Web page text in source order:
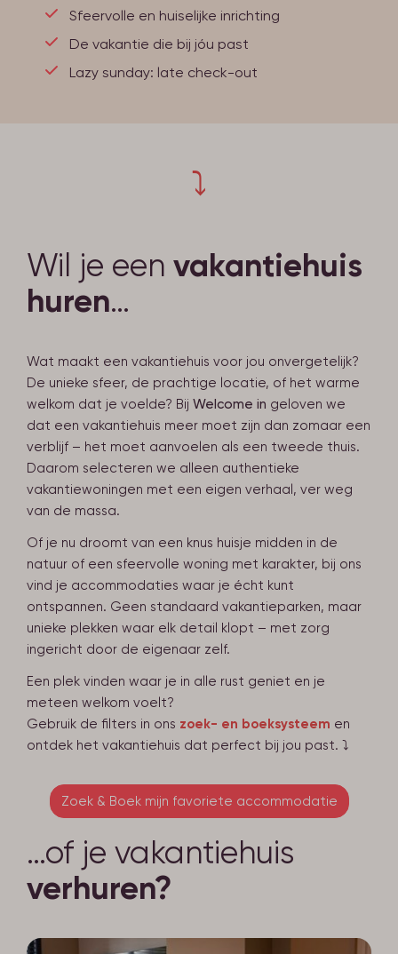
Sfeervolle en huiselijke inrichting
De vakantie die bij jóu past
Lazy sunday: late check-out
⤵
Wil je een vakantiehuis
huren…
Wat maakt een vakantiehuis voor jou onvergetelijk?
De unieke sfeer, de prachtige locatie, of het warme
welkom dat je voelde? BijWelcome in geloven we
dat een vakantiehuis meer moet zijn dan zomaar een
verblijf – het moet aanvoelen als een tweede thuis.
Daarom selecteren we alleen authentieke
vakantiewoningen met een eigen verhaal, ver weg
van de massa.
Of je nu droomt van een knus huisje midden in de
natuur of een sfeervolle woning met karakter, bij ons
vind je accommodaties waar je écht kunt
ontspannen. Geen standaard vakantieparken, maar
unieke plekken waar elk detail klopt – met zorg
ingericht door de eigenaar zelf.
Een plek vinden waar je in alle rust geniet en je
meteen welkom voelt?
Gebruik de filters in ons zoek- en boeksysteem en
ontdek het vakantiehuis dat perfect bij jou past.⤵
Zoek & Boek mijn favoriete accommodatie
…of je vakantiehuis
verhuren?